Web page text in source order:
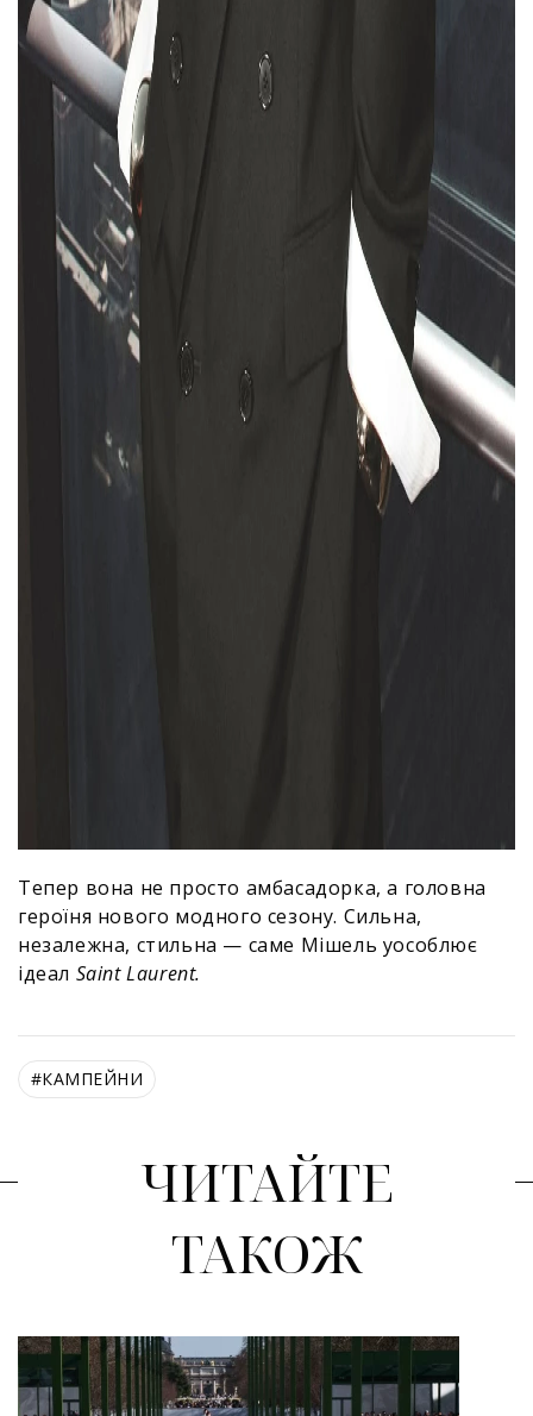
Тепер вона не просто амбасадорка, а головна
героїня нового модного сезону. Сильна,
незалежна, стильна — саме Мішель уособлює
ідеал Saint Laurent.
#КАМПЕЙНИ
ЧИТАЙТЕ
ТАКОЖ